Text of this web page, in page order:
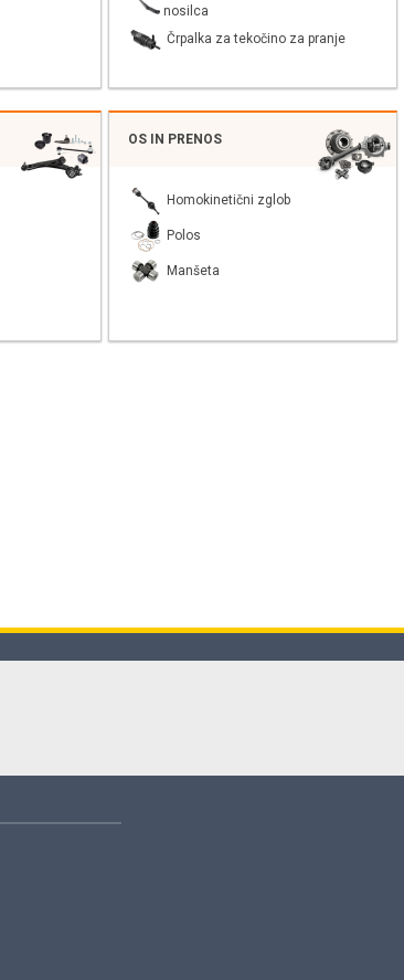
nosilca
Črpalka za tekočino za pranje
OS IN PRENOS
Homokinetični zglob
Polos
Manšeta